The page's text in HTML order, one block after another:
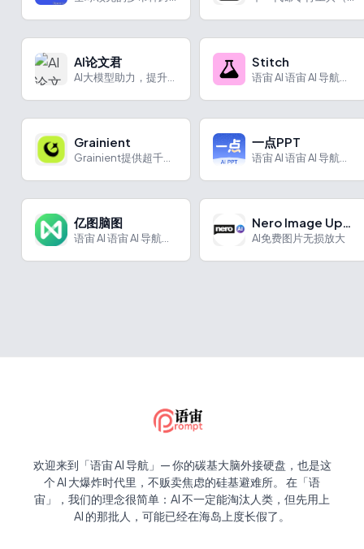
AI论文君 Stitch
Grainient 一点PPT
亿图脑图 Nero Image Upscaler
AI免费图片无损放大
欢迎来到「语宙 AI 导航」— 你的碳基大脑外接硬盘，也是这
个 AI 大爆炸时代里，不贩卖焦虑的硅基避难所。 在「语
宙」，我们的理念很简单：AI 不一定能淘汰人类，但先用上
AI 的那批人，可能已经在海岛上度长假了。